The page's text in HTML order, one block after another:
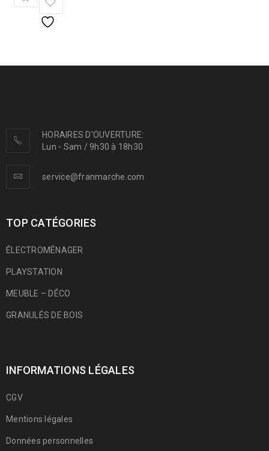
HORAIRES D'OUVERTURE:
Lun - Sam / 9h30 à 18h30
service@franmarche.com
TOP CATÉGORIES
ÉLECTROMÉNAGER
PLAYSTATION
MEUBLE – DÉCO
GRANULÉS DE BOIS
INFORMATIONS LÉGALES
CGV
Mentions légales
Données personnelles